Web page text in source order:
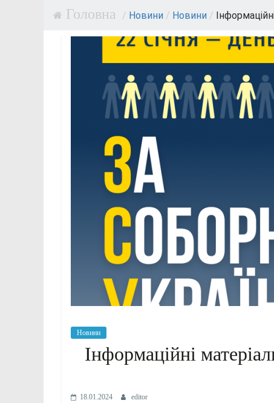
/ Новини / Новини /
Новини
Інформаційні
18.01.2024 editor